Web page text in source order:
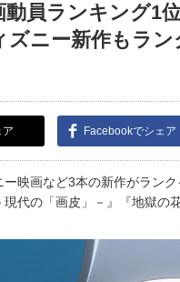
動員ランキング1
ニー新作もラン
ア Facebookでシェア
映画など3本の新作がラン
現代の「画皮」－』『地獄の